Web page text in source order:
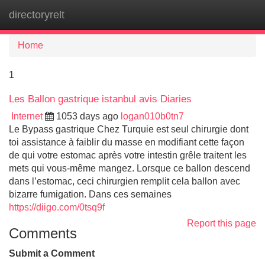
directoryrelt
Home
1
Les Ballon gastrique istanbul avis Diaries
Internet 1053 days ago logan010b0tn7
Le Bypass gastrique Chez Turquie est seul chirurgie dont
toi assistance à faiblir du masse en modifiant cette façon
de qui votre estomac après votre intestin grêle traitent les
mets qui vous-même mangez. Lorsque ce ballon descend
dans l’estomac, ceci chirurgien remplit cela ballon avec
bizarre fumigation. Dans ces semaines
https://diigo.com/0tsq9f
Report this page
Comments
Submit a Comment